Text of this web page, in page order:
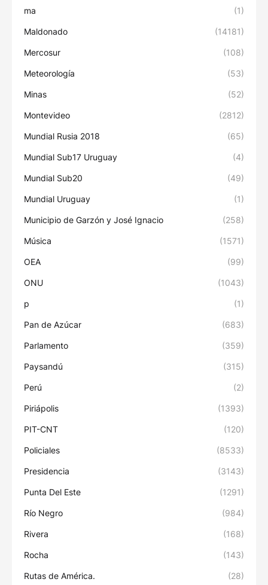
ma (1)
Maldonado (14181)
Mercosur (108)
Meteorología (53)
Minas (52)
Montevideo (2812)
Mundial Rusia 2018 (65)
Mundial Sub17 Uruguay (4)
Mundial Sub20 (49)
Mundial Uruguay (1)
Municipio de Garzón y José Ignacio (258)
Música (1571)
OEA (99)
ONU (1043)
p (1)
Pan de Azúcar (683)
Parlamento (359)
Paysandú (315)
Perú (2)
Piriápolis (1393)
PIT-CNT (120)
Policiales (8533)
Presidencia (3143)
Punta Del Este (1291)
Río Negro (984)
Rivera (168)
Rocha (143)
Rutas de América. (28)